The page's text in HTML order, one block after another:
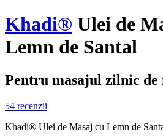
Khadi® Ulei de
Lemn de Santal
Pentru masajul zilnic de
54 recenzii
Khadi® Ulei de Masaj cu Lemn de